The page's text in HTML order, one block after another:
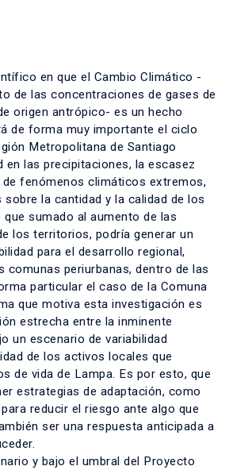
en que el Cambio Climático -
de las concentraciones de gases de
origen antrópico- es un hecho
de forma muy importante el ciclo
Metropolitana de Santiago
en las precipitaciones, la escasez
fenómenos climáticos extremos,
la cantidad y la calidad de los
sumado al aumento de las
los territorios, podría generar un
para el desarrollo regional,
comunas periurbanas, dentro de las
particular el caso de la Comuna
que motiva esta investigación es
estrecha entre la inminente
un escenario de variabilidad
de los activos locales que
de vida de Lampa. Es por esto, que
estrategias de adaptación, como
reducir el riesgo ante algo que
ser una respuesta anticipada a
y bajo el umbral del Proyecto